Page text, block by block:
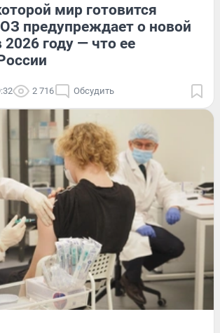
мир готовится
предупреждает о новой
году — что ее
2 716 Обсудить